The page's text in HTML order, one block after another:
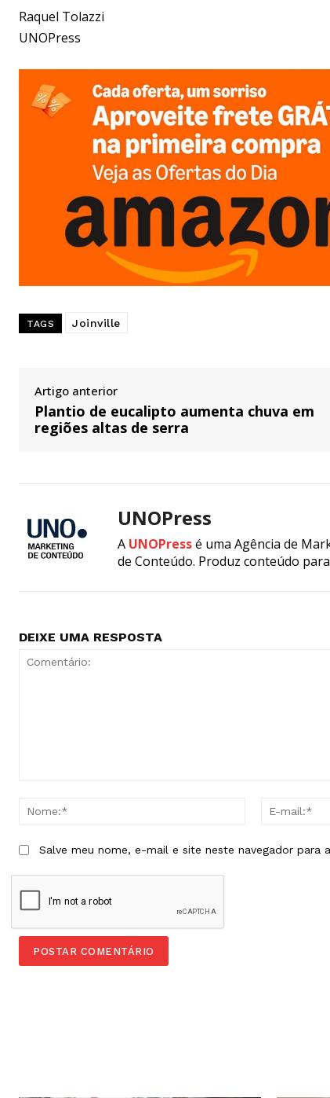
Raquel Tolazzi
UNOPress
TAGS Joinville
Artigo anterior
Plantio de eucalipto aumenta chuva em
regiões altas de serra
UNOPress
A UNOPressé uma Agência de
de Conteúdo. Produz conteúdo
DEIXE UMA RESPOSTA
Salve meu nome, e-mail e site neste navegador para